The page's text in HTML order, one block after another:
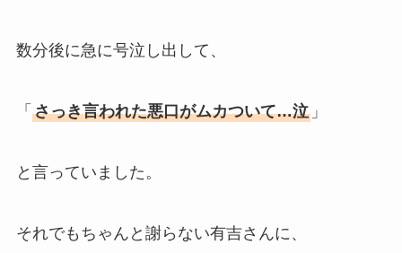
数分後に急に号泣し出して、
「 さっき言われた悪口がムカついて…泣」
と言っていました。
それでもちゃんと謝らない有吉さんに、